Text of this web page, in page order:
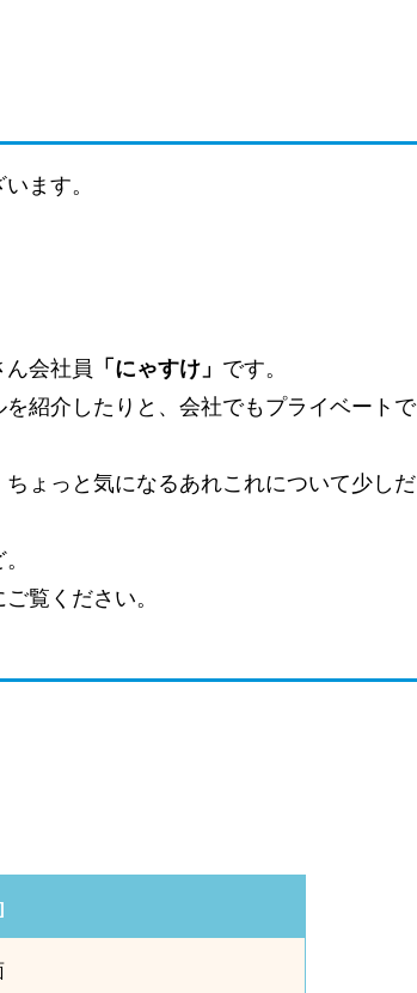
ます。
会社員 「にゃすけ」 です。
紹介したりと、会社でもプライベートで
ょっと気になるあれこれについて少しだ
覧ください。